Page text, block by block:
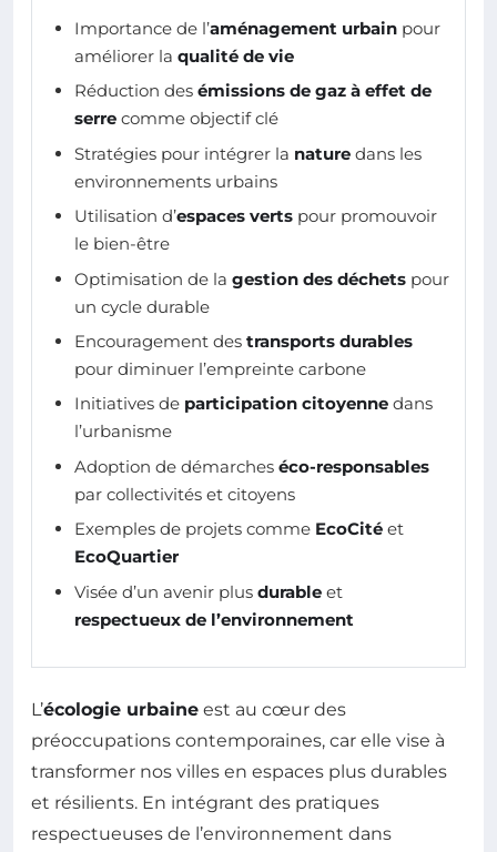
Importance de l’aménagement urbain pour
améliorer la qualité de vie
Réduction des émissions de gaz à effet de
serre comme objectif clé
Stratégies pour intégrer la nature dans les
environnements urbains
Utilisation d’espaces verts pour promouvoir
le bien-être
Optimisation de la gestion des déchets pour
un cycle durable
Encouragement des transports durables
pour diminuer l’empreinte carbone
Initiatives de participation citoyenne dans
l’urbanisme
Adoption de démarches éco-responsables
par collectivités et citoyens
Exemples de projets comme EcoCité et
EcoQuartier
Visée d’un avenir plus durable et
respectueux de l’environnement
L’écologie urbaine est au cœur des
préoccupations contemporaines, car elle vise à
transformer nos villes en espaces plus durables
et résilients. En intégrant des pratiques
respectueuses de l’environnement dans